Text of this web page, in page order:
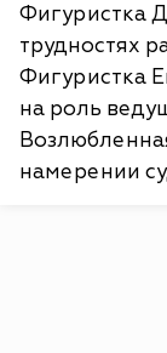
Фигуристка
трудностях
Фигуристка
на роль
намерении